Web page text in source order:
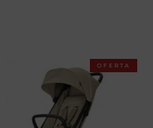
OFERTA